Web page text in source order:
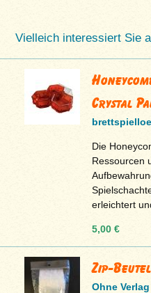
Vielleich interessiert Sie
Crystal
Die
Ressourcen
erleichtert
5,00 €
Zip-
Ohne Verlag